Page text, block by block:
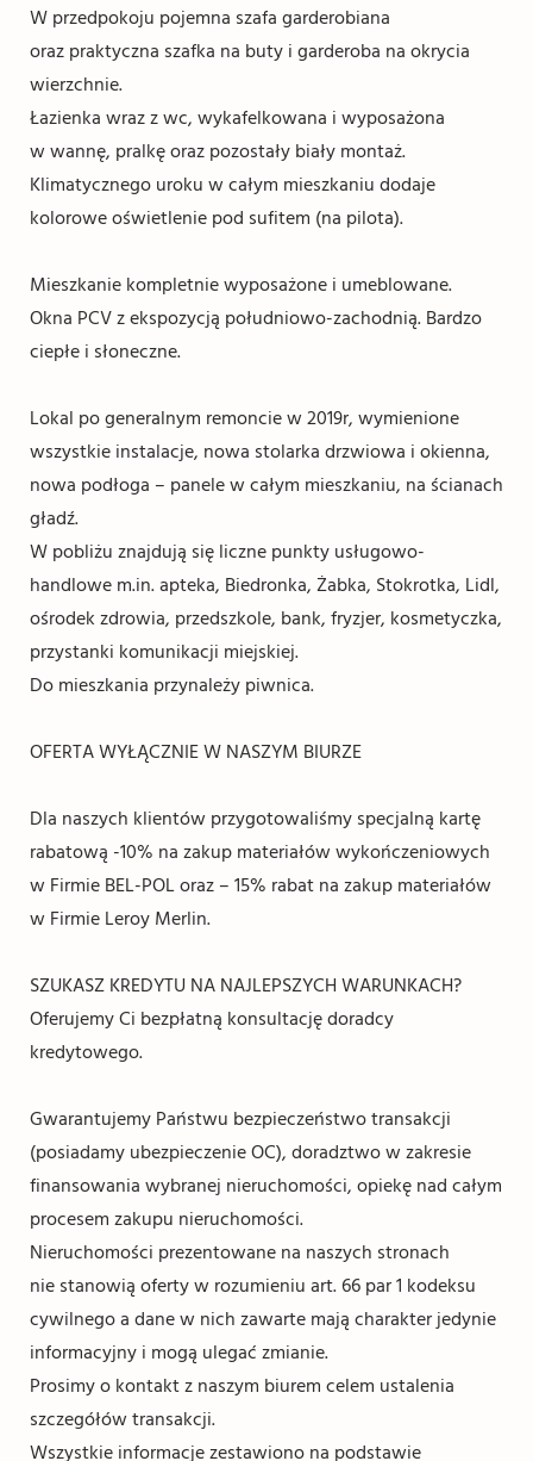
W przedpokoju pojemna szafa garderobiana
oraz praktyczna szafka na buty i garderoba na okrycia
wierzchnie.
Łazienka wraz z wc, wykafelkowana i wyposażona
w wannę, pralkę oraz pozostały biały montaż.
Klimatycznego uroku w całym mieszkaniu dodaje
kolorowe oświetlenie pod sufitem (na pilota).
Mieszkanie kompletnie wyposażone i umeblowane.
Okna PCV z ekspozycją południowo-zachodnią. Bardzo
ciepłe i słoneczne.
Lokal po generalnym remoncie w 2019r, wymienione
wszystkie instalacje, nowa stolarka drzwiowa i okienna,
nowa podłoga – panele w całym mieszkaniu, na ścianach
gładź.
W pobliżu znajdują się liczne punkty usługowo-
handlowe m.in. apteka, Biedronka, Żabka, Stokrotka, Lidl,
ośrodek zdrowia, przedszkole, bank, fryzjer, kosmetyczka,
przystanki komunikacji miejskiej.
Do mieszkania przynależy piwnica.
OFERTA WYŁĄCZNIE W NASZYM BIURZE
Dla naszych klientów przygotowaliśmy specjalną kartę
rabatową -10% na zakup materiałów wykończeniowych
w Firmie BEL-POL oraz – 15% rabat na zakup materiałów
w Firmie Leroy Merlin.
SZUKASZ KREDYTU NA NAJLEPSZYCH WARUNKACH?
Oferujemy Ci bezpłatną konsultację doradcy
kredytowego.
Gwarantujemy Państwu bezpieczeństwo transakcji
(posiadamy ubezpieczenie OC), doradztwo w zakresie
finansowania wybranej nieruchomości, opiekę nad całym
procesem zakupu nieruchomości.
Nieruchomości prezentowane na naszych stronach
nie stanowią oferty w rozumieniu art. 66 par 1 kodeksu
cywilnego a dane w nich zawarte mają charakter jedynie
informacyjny i mogą ulegać zmianie.
Prosimy o kontakt z naszym biurem celem ustalenia
szczegółów transakcji.
Wszystkie informacje zestawiono na podstawie